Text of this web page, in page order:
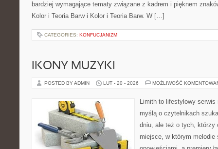
bardziej wymagające tematy związane z kadrem i pięknem
Kolor i Teoria Barw i Kolor i Teoria Barw. W […]
CATEGORIES: KONFUCJANIZM
IKONY MUZYKI
POSTED BY ADMIN LUT - 20 - 2026 MOŻLIWOŚĆ
Limith to lifestylowy
myślą o czytelnikach
dniu, ale też o tych, którzy
miejsce, w którym melodie